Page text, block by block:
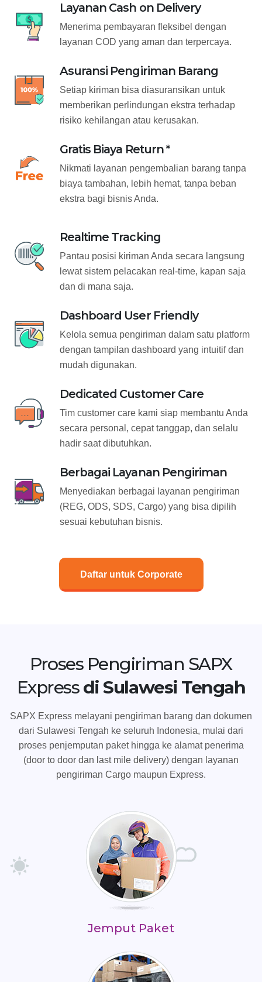
Layanan Cash on Delivery
Menerima pembayaran fleksibel dengan
layanan COD yang aman dan terpercaya.
Asuransi Pengiriman Barang
Setiap kiriman bisa diasuransikan untuk
memberikan perlindungan ekstra terhadap
risiko kehilangan atau kerusakan.
Gratis Biaya Return *
Nikmati layanan pengembalian barang tanpa
biaya tambahan, lebih hemat, tanpa beban
ekstra bagi bisnis Anda.
Realtime Tracking
Pantau posisi kiriman Anda secara langsung
lewat sistem pelacakan real-time, kapan saja
dan di mana saja.
Dashboard User Friendly
Kelola semua pengiriman dalam satu platform
dengan tampilan dashboard yang intuitif dan
mudah digunakan.
Dedicated Customer Care
Tim customer care kami siap membantu Anda
secara personal, cepat tanggap, dan selalu
hadir saat dibutuhkan.
Berbagai Layanan Pengiriman
Menyediakan berbagai layanan pengiriman
(REG, ODS, SDS, Cargo) yang bisa dipilih
sesuai kebutuhan bisnis.
Daftar untuk Corporate
Proses Pengiriman SAPX
Expressdi Sulawesi Tengah
SAPX Express melayani pengiriman barang dan dokumen
dari Sulawesi Tengah ke seluruh Indonesia, mulai dari
proses penjemputan paket hingga ke alamat penerima
(door to door dan last mile delivery) dengan layanan
pengiriman Cargo maupun Express.
Jemput Paket